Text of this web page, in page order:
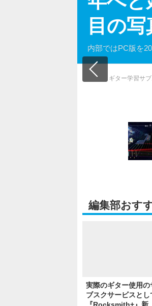
目の
内部ではPC版を